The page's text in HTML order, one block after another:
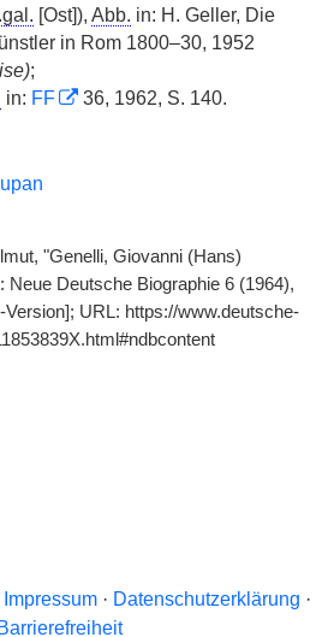
[Ost]), Abb. in: H. Geller, Die
in Rom 1800–30, 1952
;
in: FF 36, 1962, S. 140.
"Genelli, Giovanni (Hans)
Neue Deutsche Biographie 6 (1964),
Version]; URL: https://www.deutsche-
Impressum· Datenschutzerklärung ·
Barrierefreiheit